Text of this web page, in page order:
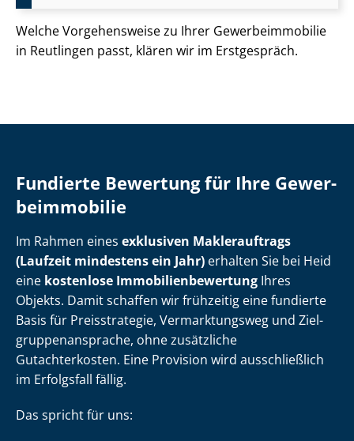
Welche Vorgehensweise zu Ihrer Ge­wer­be­im­mo­bi­lie
in Reutlingen passt, klären wir im Erstgespräch.
Fundierte Bewertung für Ihre Ge­wer­
be­im­mo­bi­lie
Im Rahmen eines exklusiven Maklerauftrags
(Laufzeit mindestens ein Jahr) erhalten Sie bei Heid
eine kostenlose Im­mo­bi­li­en­be­wer­tung Ihres
Objekts. Damit schaffen wir frühzeitig eine fundierte
Basis für Preisstrategie, Vermarktungsweg und Ziel­
grup­pen­an­spra­che, ohne zusätzliche
Gutachterkosten. Eine Provision wird ausschließlich
im Erfolgsfall fällig.
Das spricht für uns: